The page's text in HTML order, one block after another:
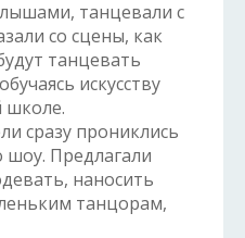
танцевали с
со сцены, как
танцевать
искусству
школе.
сразу прониклись
шоу. Предлагали
наносить
танцорам,